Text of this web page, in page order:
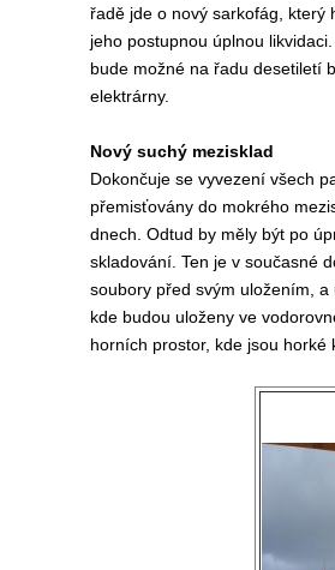
řadě jde o nový sarkofág, který
jeho postupnou úplnou
bude možné na řadu desetiletí
elektrárny.
Nový suchý mezisklad
Dokončuje se vyvezení všech
přemisťovány do mokrého
dnech. Odtud by měly být po
skladování. Ten je v současné
soubory před svým uložením,
kde budou uloženy ve
horních prostor, kde jsou horké